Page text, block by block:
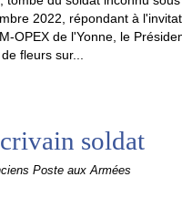
2022, répondant à
OPEX de l'Yonne, le
fleurs sur...
soldat
Poste aux Armées